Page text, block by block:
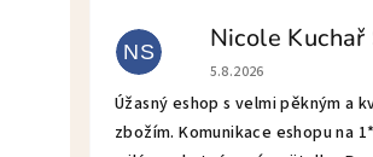
NS
Hodnotenie obchodu
5.8.2026
Úžasný eshop s velmi pěkným a
zbožím. Komunikace eshopu na